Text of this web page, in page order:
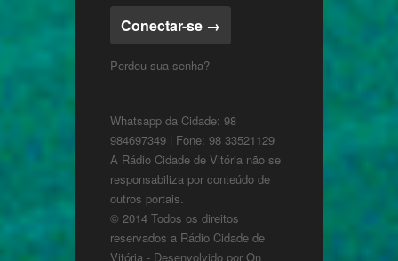
Perdeu sua senha?
Whatsapp da Cidade: 98
984697349 | Fone: 98 33521129
A Rádio Cidade de Vitória não se
responsabiliza por conteúdo de
outros portais.
© 2014 Todos os direitos
reservados a Rádio Cidade de
Vitória - Desenvolvido por On